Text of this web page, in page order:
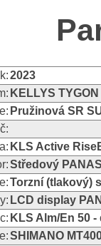
2023
KELLYS
Pružinová SR
KLS Active
Středový
Torzní (tlakový)
LCD display
KLS Alm/En 50
SHIMANO